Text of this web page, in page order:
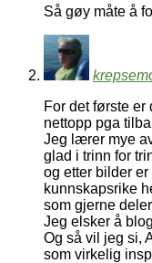
Så gøy måte å
For det første
nettopp pga
Jeg lærer mye
glad i trinn for
og etter bilder
kunnskapsrike
som gjerne
Jeg elsker å
Og så vil jeg si,
som virkelig